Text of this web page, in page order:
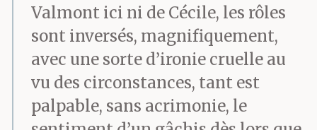
Valmont ici ni de Cécile, les rôles
sont inversés, magnifiquement,
avec une sorte d’ironie cruelle au
vu des circonstances, tant est
palpable, sans acrimonie, le